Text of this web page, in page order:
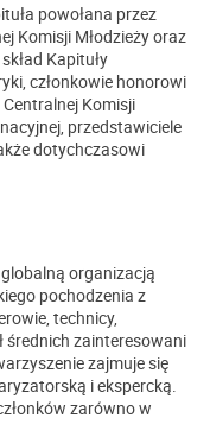
powołana przez
Komisji Młodzieży oraz
Kapituły
członkowie honorowi
Centralnej Komisji
przedstawiciele
dotychczasowi
organizacją
pochodzenia z
technicy,
średnich zainteresowani
zajmuje się
i ekspercką.
zarówno w